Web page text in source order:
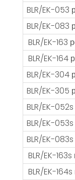
BLR/EK-053
BLR/EK-083
BLR/EK-163
BLR/EK-164
BLR/EK-304
BLR/EK-305
BLR/EK-
BLR/EK-
BLR/EK-
BLR/EK-
BLR/EK-